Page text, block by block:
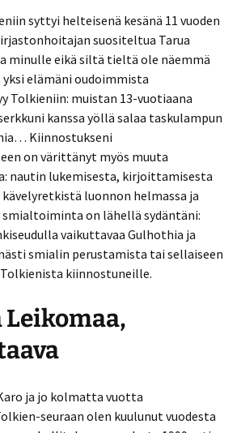
syttyi helteisenä kesänä 11 vuoden
suositeltua Tarua
minulle eikä siltä tieltä ole näemmä
elämäni oudoimmista
Tolkieniin: muistan 13-vuotiaana
kanssa yöllä salaa taskulampun
Kiinnostukseni
on värittänyt myös muuta
nautin lukemisesta, kirjoittamisesta
luonnon helmassa ja
on lähellä sydäntäni:
vaikuttavaa Gulhothia ja
smialin perustamista tai sellaiseen
kiinnostuneille.
ja jo kolmatta vuotta
seuraan olen kuulunut vuodesta